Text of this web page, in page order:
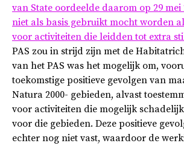
van State oordeelde daarom op 29 mei
niet als basis gebruikt mocht worden
voor activiteiten die leidden tot extra
PAS zou in strijd zijn met de
van het PAS was het mogelijk om,
toekomstige positieve gevolgen van
Natura 2000- gebieden, alvast
voor activiteiten die mogelijk
voor die gebieden. Deze positieve
echter nog niet vast, waardoor de